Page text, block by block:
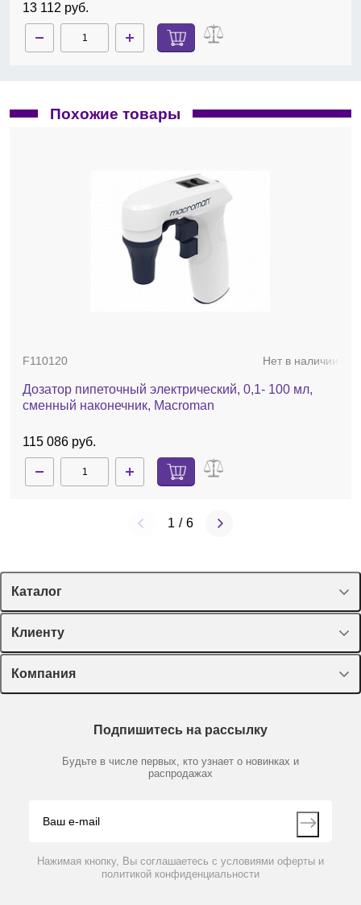
13 112 руб.
Похожие товары
F110120 Нет в наличии
Дозатор пипеточный электрический, 0,1- 100 мл,
сменный наконечник, Macroman
115 086 руб.
1 / 6
Каталог
Спецпредложения
Оборудование, приборы
Пластик, стекло, принадлежности
Химические реактивы, препараты, наборы
Производители
Клиенту
Лекторий Диаэм
Доставка и оплата
Мобильное приложение
Компания
Партнеры
Контакты
Подпишитесь на рассылку
Будьте в числе первых, кто узнает о новинках и
распродажах
Нажимая кнопку, Вы соглашаетесь с условиями оферты и
политикой конфиденциальности